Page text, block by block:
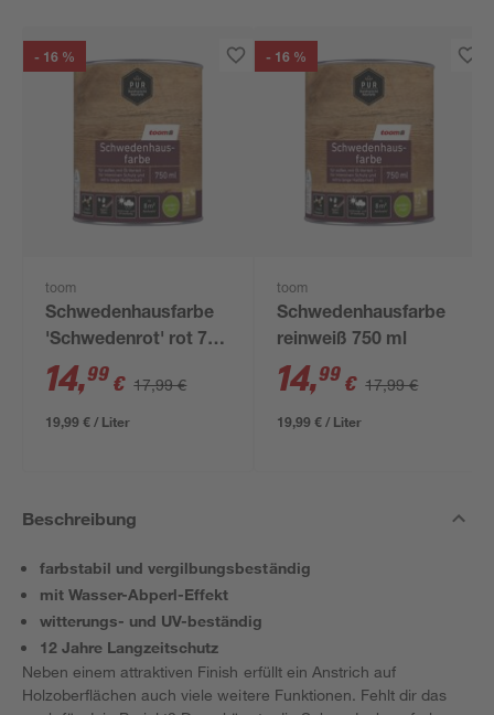
- 16 %
toom
Schwedenhausfarbe
'Schwedenrot' rot 750
ml
14,99 € 17,99 €
19,99 € / Liter
- 16 %
toom
Schwedenhausfarbe
reinweiß 750 ml
14,99 € 17,99 €
19,99 € / Liter
Beschreibung
farbstabil und vergilbungsbeständig
mit Wasser-Abperl-Effekt
witterungs- und UV-beständig
12 Jahre Langzeitschutz
Neben einem attraktiven Finish erfüllt ein Anstrich auf
Holzoberflächen auch viele weitere Funktionen. Fehlt dir das